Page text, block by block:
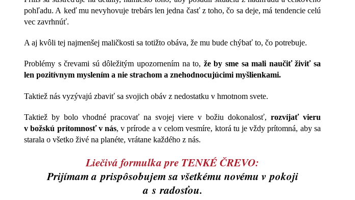
pohľadu. A keď mu nevyhovuje trebárs len jedna časť z toho, čo sa deje, má tendencie celú
vec zavrhnúť.
A aj kvôli tej najmenšej maličkosti sa totižto obáva, že mu bude chýbať to, čo potrebuje.
Problémy s črevami sú dôležitým upozornením na to, že by sme sa mali naučiť živiť sa
len pozitívnym myslením a nie strachom a znehodnocujúcimi myšlienkami.
Taktiež nás vyzývajú zbaviť sa svojich obáv z nedostatku v hmotnom svete.
Taktiež by bolo vhodné pracovať na svojej viere v božiu dokonalosť, rozvíjať vieru
v božskú prítomnosť v nás, v prírode a v celom vesmíre, ktorá tu je vždy prítomná, aby sa
starala o všetko živé na planéte, vrátane každého z nás.
Liečivá formulka pre TENKÉ ČREVO:
Prijímam a prispôsobujem sa všetkému novému v pokoji
a s radosťou.